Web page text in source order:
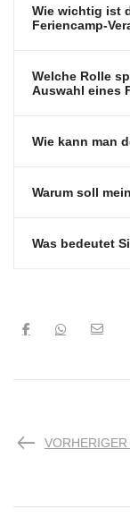
Wie wichtig ist
Feriencamp-
Welche Rolle
Auswahl eines
Wie kann man
Warum soll
Was bedeutet